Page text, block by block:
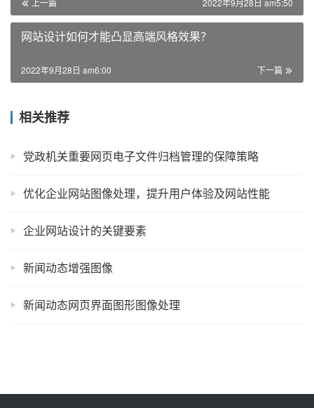
上一篇 2022年9月28日 am5:50
网站设计如何才能凸显高端风格效果？
下一篇
2022年9月28日 am6:00
相关推荐
党政机关重要网页电子文件归档管理的保障策略
优化企业网站图像处理，提升用户体验及网站性能
企业网站设计的关键要素
新闻动态增强图像
新闻动态网页界面图形图像处理